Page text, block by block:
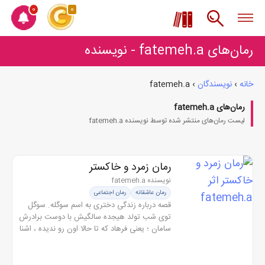
رمان‌های fatemeh.a - نویسنده
خانه › نویسندگان ›
fatemeh.a
رمان‌های fatemeh.a
لیست رمان‌های منتشر شده توسط نویسنده fatemeh.a
رمان زمرد و خاکستر
نویسنده fatemeh.a
رمان عاشقانه رمان اجتماعی
قصه درباره زندگی دختری به اسم سوگله. سوگل
توی شب تولد هیجده سالگیش با دوست برادرش
سامان ؛ یعنی فرهاد که تا حالا اون رو ندیده ، اشنا
0 0